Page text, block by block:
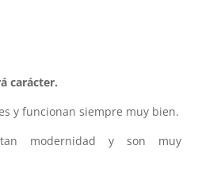
carácter.
y funcionan siempre muy bien.
modernidad y son muy